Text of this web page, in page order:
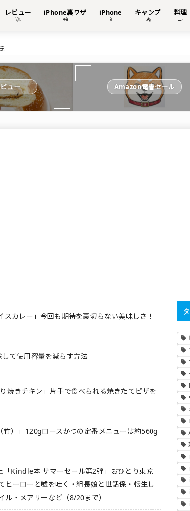
レビュー
🚀
iPhone裏ワザ
📲
iPhone
📱
キャンプ
⛺
料理
🍳
ュー Amazon電書セール
スカレー」今回も期待を裏切らない美味しさ！
して使用容量を減らす方法
焼きチキン」片手で食べられる焼きたてピザを
竹）」120gロースかつの定番メニューは約560g
「Kindle本 サマーセール第2弾」おひとり東京
ヒーローと嘘を吐く・組長娘と世話係・転生し
・メアリーなど（8/20まで）